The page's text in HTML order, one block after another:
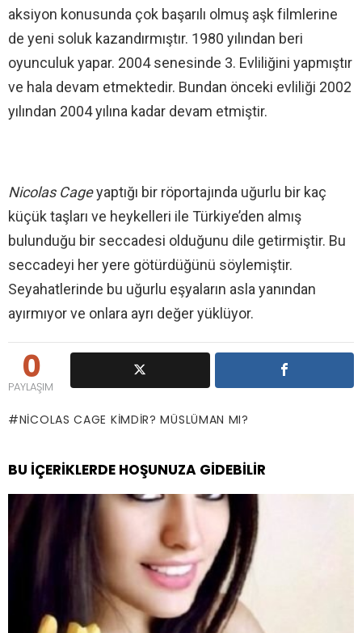
aksiyon konusunda çok başarılı olmuş aşk filmlerine
de yeni soluk kazandırmıştır. 1980 yılından beri
oyunculuk yapar. 2004 senesinde 3. Evliliğini yapmıştır
ve hala devam etmektedir. Bundan önceki evliliği 2002
yılından 2004 yılına kadar devam etmiştir.
Nicolas Cageyaptığı bir röportajında uğurlu bir kaç
küçük taşları ve heykelleri ile Türkiye’den almış
bulunduğu bir seccadesi olduğunu dile getirmiştir. Bu
seccadeyi her yere götürdüğünü söylemiştir.
Seyahatlerinde bu uğurlu eşyaların asla yanından
ayırmıyor ve onlara ayrı değer yüklüyor.
0
PAYLAŞIM
NICOLAS CAGE KIMDIR? MÜSLÜMAN MI?
BU İÇERIKLERDE HOŞUNUZA GIDEBILIR